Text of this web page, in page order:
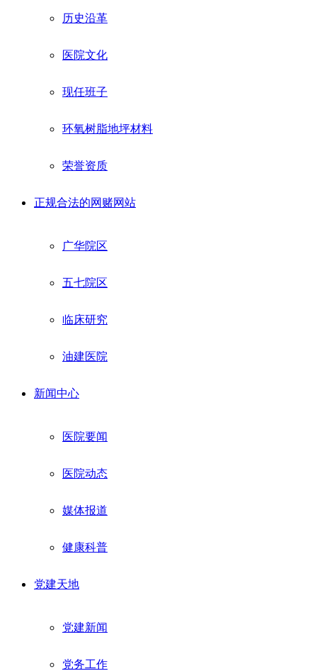
历史沿革
医院文化
现任班子
环氧树脂地坪材料
荣誉资质
正规合法的网赌网站
广华院区
五七院区
临床研究
油建医院
新闻中心
医院要闻
医院动态
媒体报道
健康科普
党建天地
党建新闻
党务工作